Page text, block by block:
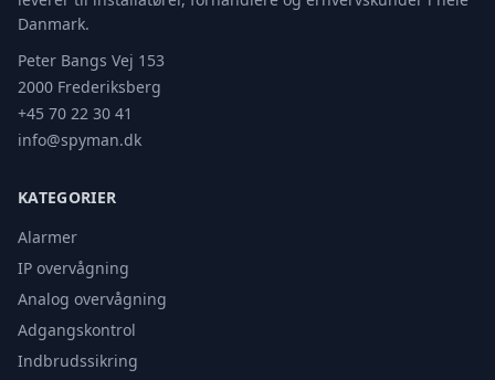
Danmark.
Peter Bangs Vej 153
2000 Frederiksberg
+45 70 22 30 41
info@spyman.dk
KATEGORIER
Alarmer
IP overvågning
Analog overvågning
Adgangskontrol
Indbrudssikring